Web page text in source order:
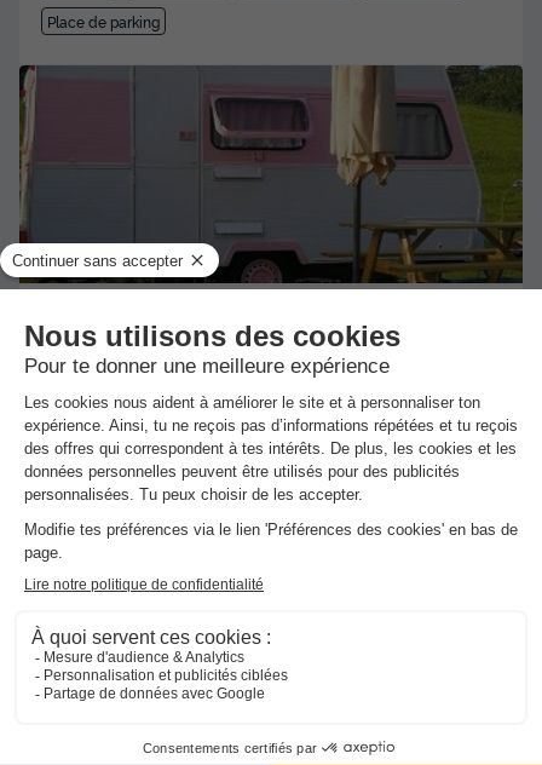
Place de parking
Adultes
2
Réfrigérateur Salon de jardin
Micro-ondes
Place de parking
*Consulter le détail de l'hébergement pour connaitre les conditions
spécifiques
Présentation de Camping Colombres